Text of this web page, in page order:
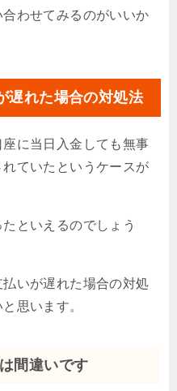
わせてみるのがいいか
遅れた場合の対処法
に当日入金しても無事
ていたというケースが
といえるのでしょう
いが遅れた場合の対処
思います。
間違いです